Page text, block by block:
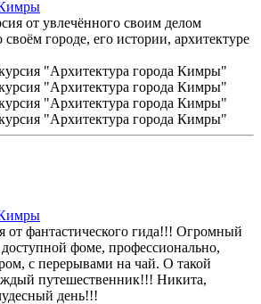
Кимры
от увлечённого своим делом
городе, его истории, архитектуре
Кимры
от фантастического гида!!! Огромный
фоме, профессионально,
с перерывами на чай. О такой
путешественник!!! Никита,
день!!!